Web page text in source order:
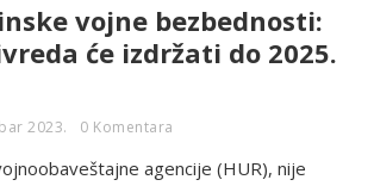
vojne bezbednosti:
će izdržati do 2025.
2023. 0 Komentara
agencije (HUR), nije